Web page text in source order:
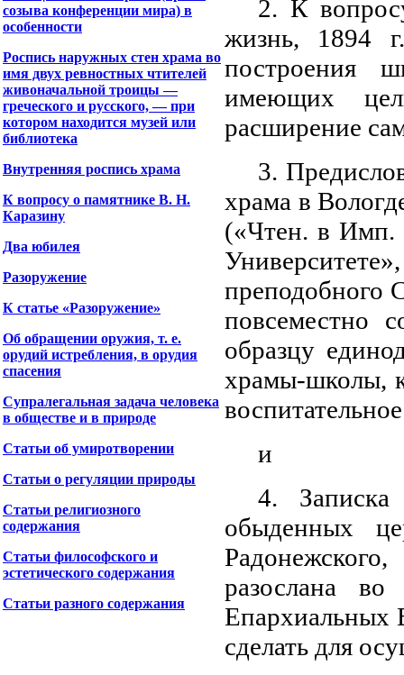
созыва конференции мира) в
особенности
Роспись наружных стен храма во
имя двух ревностных чтителей
живоначальной троицы —
греческого и русского, — при
котором находится музей или
библиотека
Внутренняя роспись храма
К вопросу о памятнике В. Н.
Каразину
Два юбилея
Разоружение
К статье «Разоружение»
Об обращении оружия, т. е.
орудий истребления, в орудия
спасения
Супралегальная задача человека
в обществе и в природе
Статьи об умиротворении
Статьи о регуляции природы
Статьи религиозного
содержания
Статьи философского и
эстетического содержания
Статьи разного содержания
2. К
жизнь, 1894
построения
имеющих
расширение
3.
храма в
(«Чтен. в Имп.
преподобного
повсеместно
образцу
храмы-школы,
и
4. Записка
обыденных
разослана
Епархиальных
сделать для